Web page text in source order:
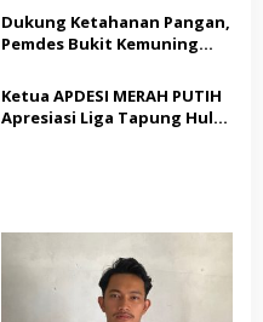
GEBRAK MEJA MUSYARAHAH:
“JANGAN BANYAK TEORI,
KITA BUTUH AKSI NYATA!”
Dukung Ketahanan Pangan,
Pemdes Bukit Kemuning
Hulu Gelar Penanaman
Serentak Jagung Pipil
Ketua APDESI MERAH PUTIH
Apresiasi Liga Tapung Hulu